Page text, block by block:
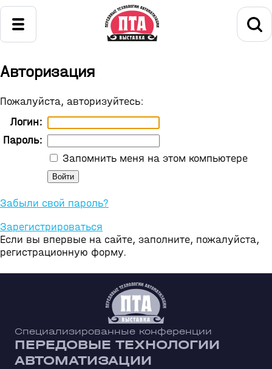
Авторизация
Пожалуйста, авторизуйтесь:
Логин:
Пароль:
Запомнить меня на этом компьютере
Забыли свой пароль?
Зарегистрироваться
Если вы впервые на сайте, заполните, пожалуйста,
регистрационную форму.
Специализированные конференции
ПЕРЕДОВЫЕ ТЕХНОЛОГИИ
АВТОМАТИЗАЦИИ